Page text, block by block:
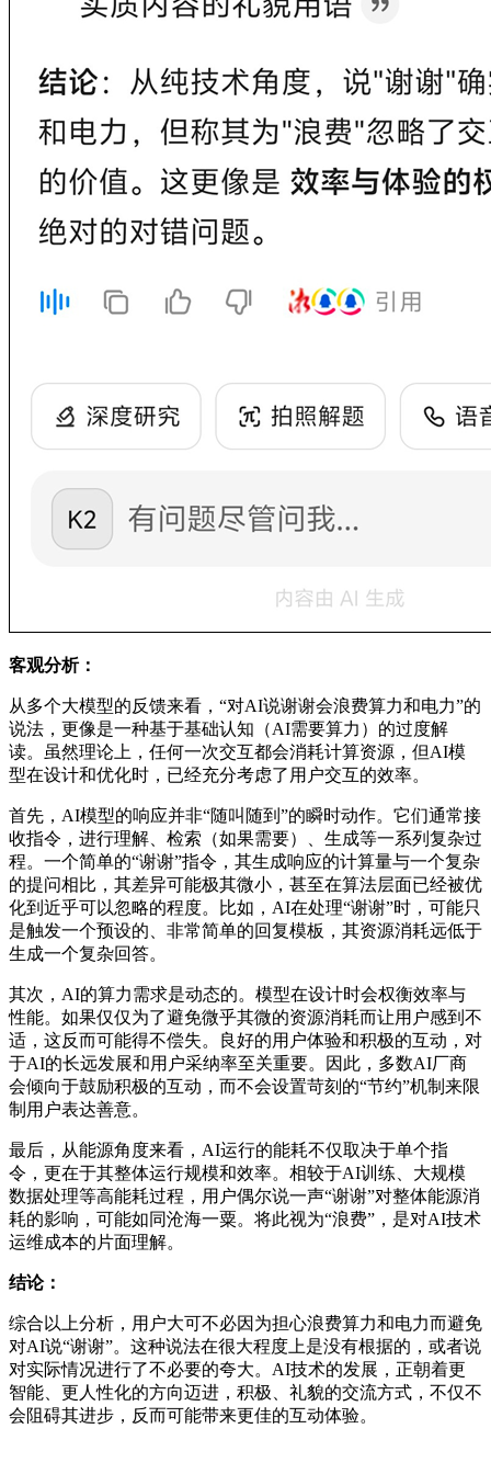
客观分析：
从多个大模型的反馈来看，“对AI说谢谢会浪费算力和电力”的
说法，更像是一种基于基础认知（AI需要算力）的过度解
读。虽然理论上，任何一次交互都会消耗计算资源，但AI模
型在设计和优化时，已经充分考虑了用户交互的效率。
首先，AI模型的响应并非“随叫随到”的瞬时动作。它们通常接
收指令，进行理解、检索（如果需要）、生成等一系列复杂过
程。一个简单的“谢谢”指令，其生成响应的计算量与一个复杂
的提问相比，其差异可能极其微小，甚至在算法层面已经被优
化到近乎可以忽略的程度。比如，AI在处理“谢谢”时，可能只
是触发一个预设的、非常简单的回复模板，其资源消耗远低于
生成一个复杂回答。
其次，AI的算力需求是动态的。模型在设计时会权衡效率与
性能。如果仅仅为了避免微乎其微的资源消耗而让用户感到不
适，这反而可能得不偿失。良好的用户体验和积极的互动，对
于AI的长远发展和用户采纳率至关重要。因此，多数AI厂商
会倾向于鼓励积极的互动，而不会设置苛刻的“节约”机制来限
制用户表达善意。
最后，从能源角度来看，AI运行的能耗不仅取决于单个指
令，更在于其整体运行规模和效率。相较于AI训练、大规模
数据处理等高能耗过程，用户偶尔说一声“谢谢”对整体能源消
耗的影响，可能如同沧海一粟。将此视为“浪费”，是对AI技术
运维成本的片面理解。
结论：
综合以上分析，用户大可不必因为担心浪费算力和电力而避免
对AI说“谢谢”。这种说法在很大程度上是没有根据的，或者说
对实际情况进行了不必要的夸大。AI技术的发展，正朝着更
智能、更人性化的方向迈进，积极、礼貌的交流方式，不仅不
会阻碍其进步，反而可能带来更佳的互动体验。